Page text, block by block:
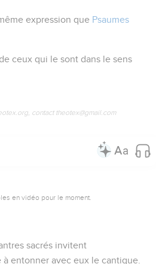
expression que Psaumes
ceux qui le sont dans le sens
contact theotex@gmail.com
en vidéo pour le moment.
sacrés invitent
entonner avec eux le cantique.